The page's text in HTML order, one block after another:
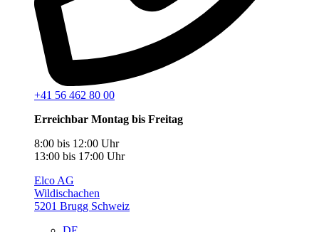
+41 56 462 80 00
Erreichbar Montag bis Freitag
8:00 bis 12:00 Uhr
13:00 bis 17:00 Uhr
Elco AG
Wildischachen
5201 Brugg Schweiz